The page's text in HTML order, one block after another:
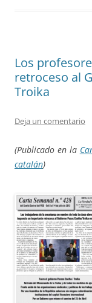
Los
retroceso al
Troika
Deja un comentario
(Publicado en la
catalán)